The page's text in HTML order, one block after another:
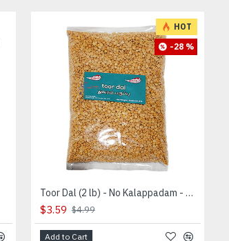
HOT
-28 %
Toor Dal (2 lb) - No Kalappadam - துவரம் பருப்பு
$3.59 $4.99
Add to Cart